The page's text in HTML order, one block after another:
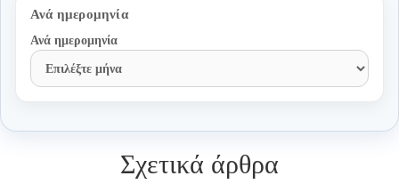
Ανά ημερομηνία
Ανά ημερομηνία
Σχετικά άρθρα